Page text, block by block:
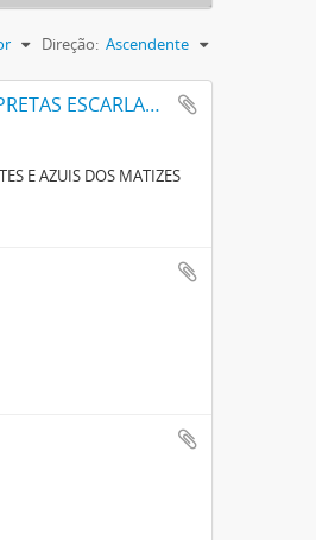
Direção: Ascendente
UM NOVO PROCESSO PARA FABRICAÇÃO DE MATERIAS CORANTES PRETAS ESCARLATES E AZUIS DOS MATIZES MAIS CLAROS AOS MAIS ESCUROS PARA TINGIR ALGODÃO DIRECTAMENTE
E AZUIS DOS MATIZES